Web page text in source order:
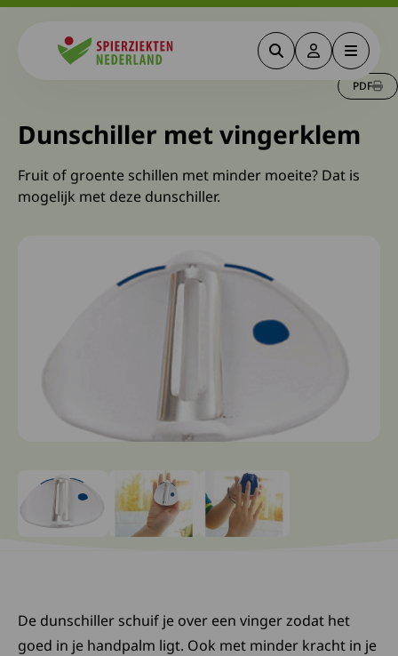
ZoekenDeze link
Menu
PDF
Dunschiller met vingerklem
Fruit of groente schillen met minder moeite? Dat is
mogelijk met deze dunschiller.
Ga naar slide: 0Ga naar slide: 1Ga naar slide: 2
De dunschiller schuif je over een vinger zodat het
goed in je handpalm ligt. Ook met minder kracht in je